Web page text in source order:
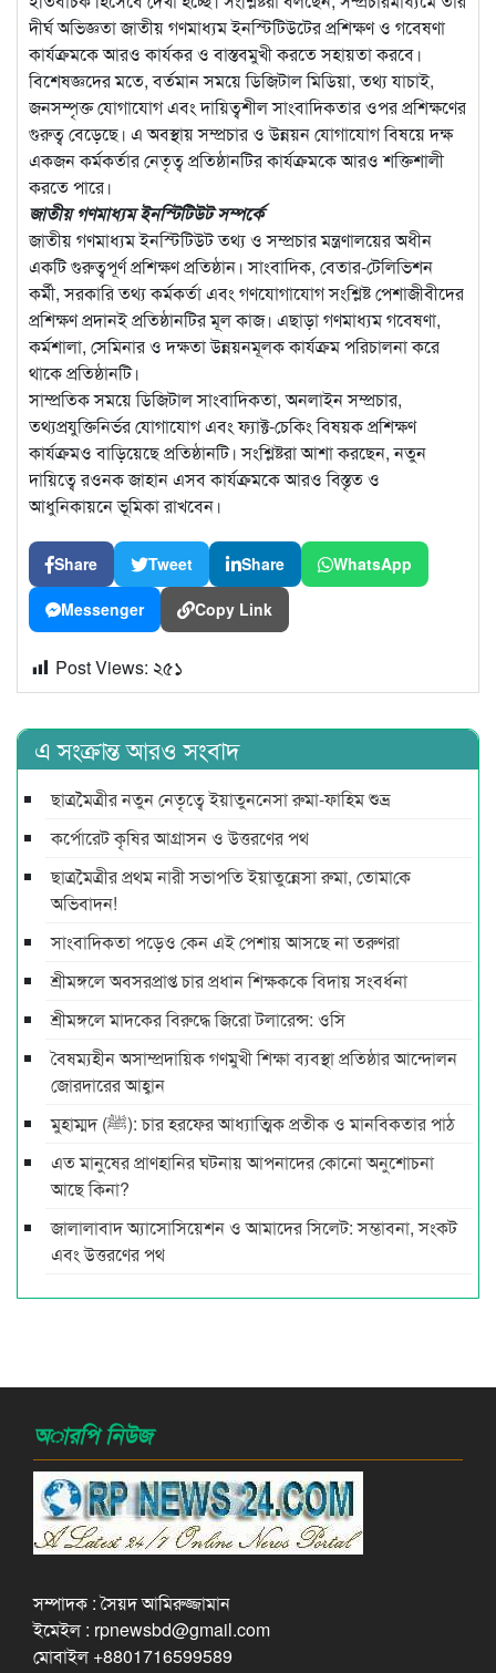
দীর্ঘ অভিজ্ঞতা জাতীয় গণমাধ্যম ইনস্টিটিউটের প্রশিক্ষণ ও গবেষণা
কার্যক্রমকে আরও কার্যকর ও বাস্তবমুখী করতে সহায়তা করবে।
বিশেষজ্ঞদের মতে, বর্তমান সময়ে ডিজিটাল মিডিয়া, তথ্য যাচাই,
জনসম্পৃক্ত যোগাযোগ এবং দায়িত্বশীল সাংবাদিকতার ওপর প্রশিক্ষণের
গুরুত্ব বেড়েছে। এ অবস্থায় সম্প্রচার ও উন্নয়ন যোগাযোগ বিষয়ে দক্ষ
একজন কর্মকর্তার নেতৃত্ব প্রতিষ্ঠানটির কার্যক্রমকে আরও শক্তিশালী
করতে পারে।
জাতীয় গণমাধ্যম ইনস্টিটিউট সম্পর্কে
জাতীয় গণমাধ্যম ইনস্টিটিউট তথ্য ও সম্প্রচার মন্ত্রণালয়ের অধীন
একটি গুরুত্বপূর্ণ প্রশিক্ষণ প্রতিষ্ঠান। সাংবাদিক, বেতার-টেলিভিশন
কর্মী, সরকারি তথ্য কর্মকর্তা এবং গণযোগাযোগ সংশ্লিষ্ট পেশাজীবীদের
প্রশিক্ষণ প্রদানই প্রতিষ্ঠানটির মূল কাজ। এছাড়া গণমাধ্যম গবেষণা,
কর্মশালা, সেমিনার ও দক্ষতা উন্নয়নমূলক কার্যক্রম পরিচালনা করে
থাকে প্রতিষ্ঠানটি।
সাম্প্রতিক সময়ে ডিজিটাল সাংবাদিকতা, অনলাইন সম্প্রচার,
তথ্যপ্রযুক্তিনির্ভর যোগাযোগ এবং ফ্যাক্ট-চেকিং বিষয়ক প্রশিক্ষণ
কার্যক্রমও বাড়িয়েছে প্রতিষ্ঠানটি। সংশ্লিষ্টরা আশা করছেন, নতুন
দায়িত্বে রওনক জাহান এসব কার্যক্রমকে আরও বিস্তৃত ও
আধুনিকায়নে ভূমিকা রাখবেন।
Share Tweet Share WhatsApp
Messenger Copy Link
Post Views: ২৫১
এ সংক্রান্ত আরও সংবাদ
ছাত্রমৈত্রীর নতুন নেতৃত্বে ইয়াতুননেসা রুমা-ফাহিম শুভ্র
কর্পোরেট কৃষির আগ্রাসন ও উত্তরণের পথ
ছাত্রমৈত্রীর প্রথম নারী সভাপ‌তি ইয়াতুন্নেসা রুমা, তোমা‌কে
অ‌ভিবাদন!
সাংবাদিকতা পড়েও কেন এই পেশায় আসছে না তরুণরা
শ্রীমঙ্গলে অবসরপ্রাপ্ত চার প্রধান শিক্ষককে বিদায় সংবর্ধনা
শ্রীমঙ্গলে মাদকের বিরুদ্ধে জিরো টলারেন্স: ওসি
বৈষম্যহীন অসাম্প্রদায়িক গণমুখী শিক্ষা ব্যবস্থা প্রতিষ্ঠার আন্দোলন
জোরদারের আহ্বান
মুহাম্মদ (ﷺ): চার হরফের আধ্যাত্মিক প্রতীক ও মানবিকতার পাঠ
এত মানুষের প্রাণহানির ঘটনায় আপনাদের কোনো অনুশোচনা
আছে কিনা?
জালালাবাদ অ্যাসোসিয়েশন ও আমাদের সিলেট: সম্ভাবনা, সংকট
এবং উত্তরণের পথ
অারপি নিউজ
সম্পাদক : সৈয়দ আমিরুজ্জামান
ইমেইল : rpnewsbd@gmail.com
মোবাইল +8801716599589